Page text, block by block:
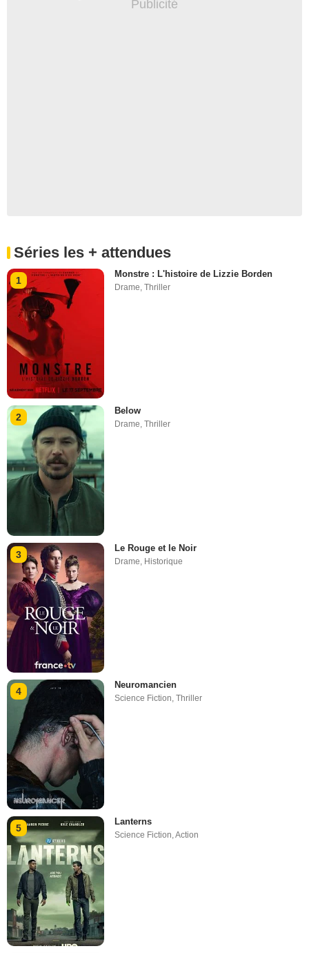
Séries les + attendues
1
Monstre : L'histoire de Lizzie Borden
Drame,Thriller
2
Below
Drame,Thriller
3
Le Rouge et le Noir
Drame Historique
4
Neuromancien
Science Fiction,Thriller
5
Lanterns
Science Fiction,Action